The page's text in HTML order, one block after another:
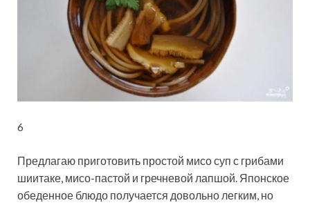
6
Предлагаю приготовить простой мисо суп с грибами
шиитаке, мисо-пастой и гречневой лапшой. Японское
обеденное блюдо получается довольно легким, но